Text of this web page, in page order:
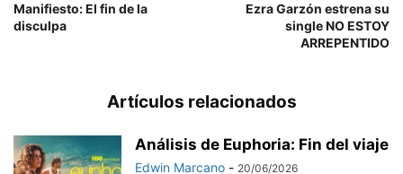
Manifiesto: El fin de la
disculpa
Ezra Garzón estrena su
single NO ESTOY
ARREPENTIDO
Artículos relacionados
Análisis de Euphoria: Fin del viaje
Edwin Marcano - 20/06/2026